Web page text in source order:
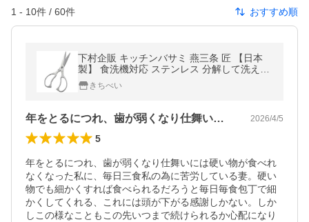
1 - 10件 / 60件 おすすめ順
下村企販 キッチンバサミ 燕三条 匠 【日本
製】 食洗機対応 ステンレス 分解して洗える
一体成型 衛生的 よく切れる 料理 鋏 45337
きちべい
年をとるにつれ、歯が弱くなり仕舞いには… 2026/4/5
5
年をとるにつれ、歯が弱くなり仕舞いには硬い物が食べれ
なくなった私に、毎日三食私の為に苦労している妻。硬い
物でも細かくすれば食べられるだろうと毎日毎食包丁で細
かくしてくれる、これには頭が下がる感謝しかない。しか
しこの様なこともこの先いつまで続けられるか心配になり